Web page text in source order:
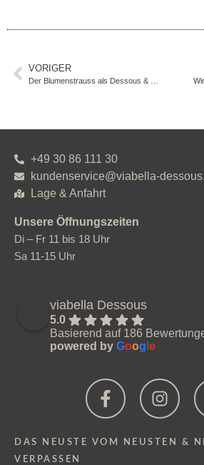
VORIGER
+49 30 86 111 30
kundenservice@viabella-
Lage & Anfahrt
Unsere Öffnungszeiten
Di – Fr 11 bis 18 Uhr
Sa 11-15 Uhr
viabella Dessous
5.0
Basierend auf 186
powered by Goog e
DAS NEUSTE VOM NEUSTEN &
VERPASSEN